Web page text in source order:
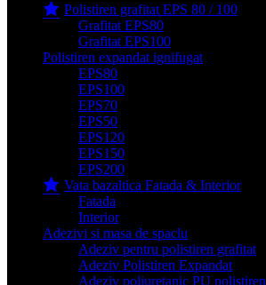
Polistiren grafitat EPS 80 / 100
Grafitat EPS80
Grafitat EPS100
Polistiren expandat ignifugat
EPS80
EPS100
EPS70
EPS50
EPS120
EPS150
EPS200
Vata bazaltica Fatada & Interior
Fatada
Interior
Adezivi si masa de spaclu
Adeziv pentru polistiren grafitat
Adeziv Polistiren Expandat
Adeziv poliuretanic PU polistiren